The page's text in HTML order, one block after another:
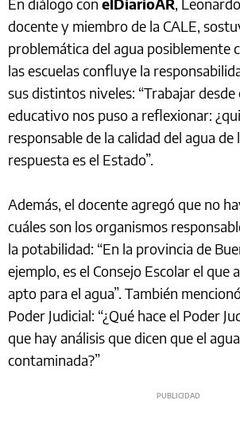
En diálogo con elDiarioAR,
docente y miembro de la CALE,
problemática del agua posiblemente
las escuelas confluye la
sus distintos niveles: “Trabajar
educativo nos puso a reflexionar:
responsable de la calidad del agua de
respuesta es el Estado”.
Además, el docente agregó que no
cuáles son los organismos
la potabilidad: “En la provincia de
ejemplo, es el Consejo Escolar el que
apto para el agua”. También
Poder Judicial: “¿Qué hace el Poder
que hay análisis que dicen que el
contaminada?”